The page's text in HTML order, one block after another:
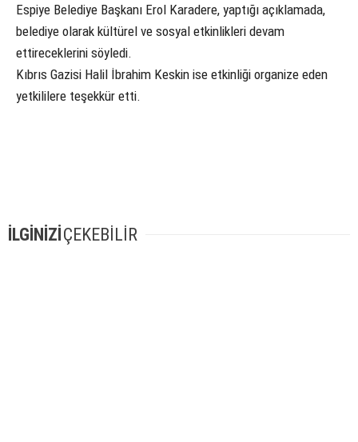
Espiye Belediye Başkanı Erol Karadere, yaptığı açıklamada,
belediye olarak kültürel ve sosyal etkinlikleri devam
ettireceklerini söyledi.
Kıbrıs Gazisi Halil İbrahim Keskin ise etkinliği organize eden
yetkililere teşekkür etti.
İLGİNİZİÇEKEBİLİR